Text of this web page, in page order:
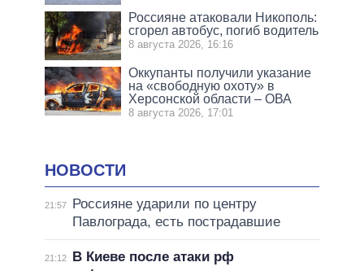
Россияне атаковали Никополь:
сгорел автобус, погиб водитель
8 августа 2026, 16:16
Оккупанты получили указание
на «свободную охоту» в
Херсонской области – ОВА
8 августа 2026, 17:01
НОВОСТИ
21:57
Россияне ударили по центру
Павлограда, есть пострадавшие
21:12
В Киеве после атаки рф